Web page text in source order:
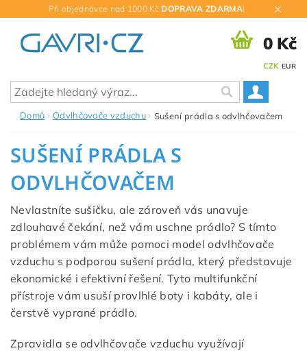
Při objednávce nad 1000 Kč DOPRAVA ZDARMA!
CZK EUR
0 Kč
Domů Odvlhčovače vzduchu Sušení prádla s odvlhčovačem
SUŠENÍ PRÁDLA S
ODVLHČOVAČEM
Nevlastníte sušičku, ale zároveň vás unavuje
zdlouhavé čekání, než vám uschne prádlo? S tímto
problémem vám může pomoci model odvlhčovače
vzduchu s podporou sušení prádla, který představuje
ekonomické i efektivní řešení. Tyto multifunkční
přístroje vám usuší provlhlé boty i kabáty, ale i
čerstvě vyprané prádlo.
Zpravidla se odvlhčovače vzduchu využívají